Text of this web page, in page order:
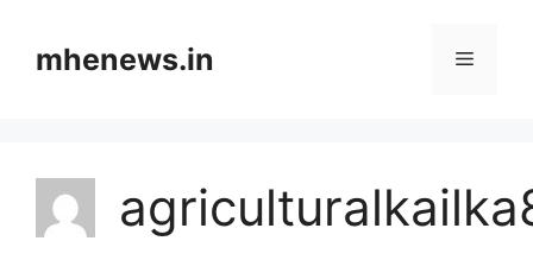
contentmhenews.in Menu